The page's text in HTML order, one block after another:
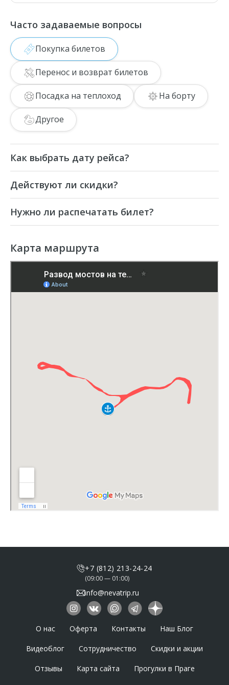
Часто задаваемые вопросы
Покупка билетов
Перенос и возврат билетов
Посадка на теплоход На борту
Другое
Как выбрать дату рейса?
выбирать дату текущего дня, так как
прогулка стартует до полуночи.
Например, если вы хотите покататься в
ночь с 01 на 02, то выбирайте 01.
Действуют ли скидки?
льготный билет.
Нужно ли распечатать билет?
электронный билет. Перед посадкой
нужно показать его сотруднику в кассе.
Он распечатает ваш посадочный талон,
после чего можно будет подняться на
теплоход.
Карта маршрута
+7 (812) 213-24-24
(09:00 — 01:00)
info@nevatrip.ru
О нас Оферта Контакты Наш Блог
Видеоблог Сотрудничество Скидки и акции
Отзывы Карта сайта Прогулки в Праге